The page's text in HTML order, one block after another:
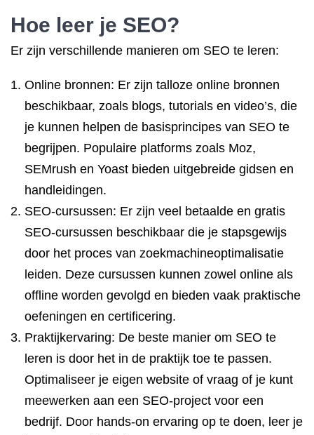
Hoe leer je SEO?
Er zijn verschillende manieren om SEO te leren:
Online bronnen: Er zijn talloze online bronnen
beschikbaar, zoals blogs, tutorials en video’s, die
je kunnen helpen de basisprincipes van SEO te
begrijpen. Populaire platforms zoals Moz,
SEMrush en Yoast bieden uitgebreide gidsen en
handleidingen.
SEO-cursussen: Er zijn veel betaalde en gratis
SEO-cursussen beschikbaar die je stapsgewijs
door het proces van zoekmachineoptimalisatie
leiden. Deze cursussen kunnen zowel online als
offline worden gevolgd en bieden vaak praktische
oefeningen en certificering.
Praktijkervaring: De beste manier om SEO te
leren is door het in de praktijk toe te passen.
Optimaliseer je eigen website of vraag of je kunt
meewerken aan een SEO-project voor een
bedrijf. Door hands-on ervaring op te doen, leer je